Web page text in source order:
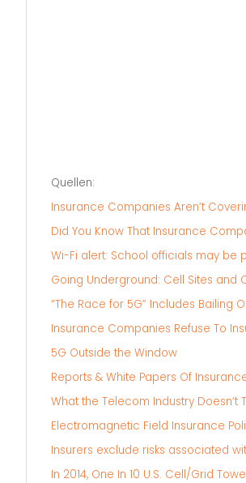
Quellen:
Insurance Companies Aren’t
Did You Know That Insurance
Wi-Fi alert: School officials may be
Going Underground: Cell Sites and
“The Race for 5G” Includes Bailing
Insurance Companies Refuse To
5G Outside the Window
Reports & White Papers Of
What the Telecom Industry Doesn’t
Electromagnetic Field Insurance
Insurers exclude risks associated
In 2014, One In 10 U.S. Cell/Grid